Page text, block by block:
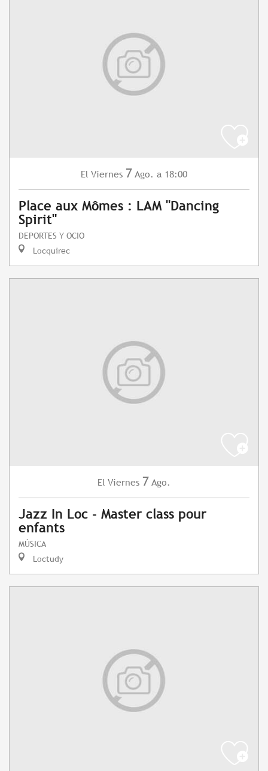
El Viernes 7 Ago. a 18:00
Place aux Mômes : LAM "Dancing
Spirit"
DEPORTES Y OCIO
Locquirec
El Viernes 7 Ago.
Jazz In Loc - Master class pour
enfants
MÚSICA
Loctudy